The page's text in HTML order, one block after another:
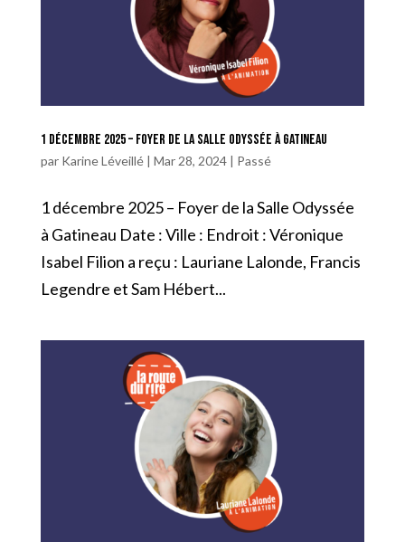
1 décembre 2025 – Foyer de la Salle Odyssée à Gatineau
par Karine Léveillé| Mar 28, 2024| Passé
1 décembre 2025 – Foyer de la Salle Odyssée
à Gatineau Date : Ville : Endroit : Véronique
Isabel Filion a reçu : Lauriane Lalonde, Francis
Legendre et Sam Hébert...